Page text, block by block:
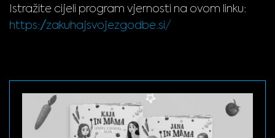
Istražite cijeli program vjernosti na ovom linku:
https://zakuhajsvojezgodbe.si/